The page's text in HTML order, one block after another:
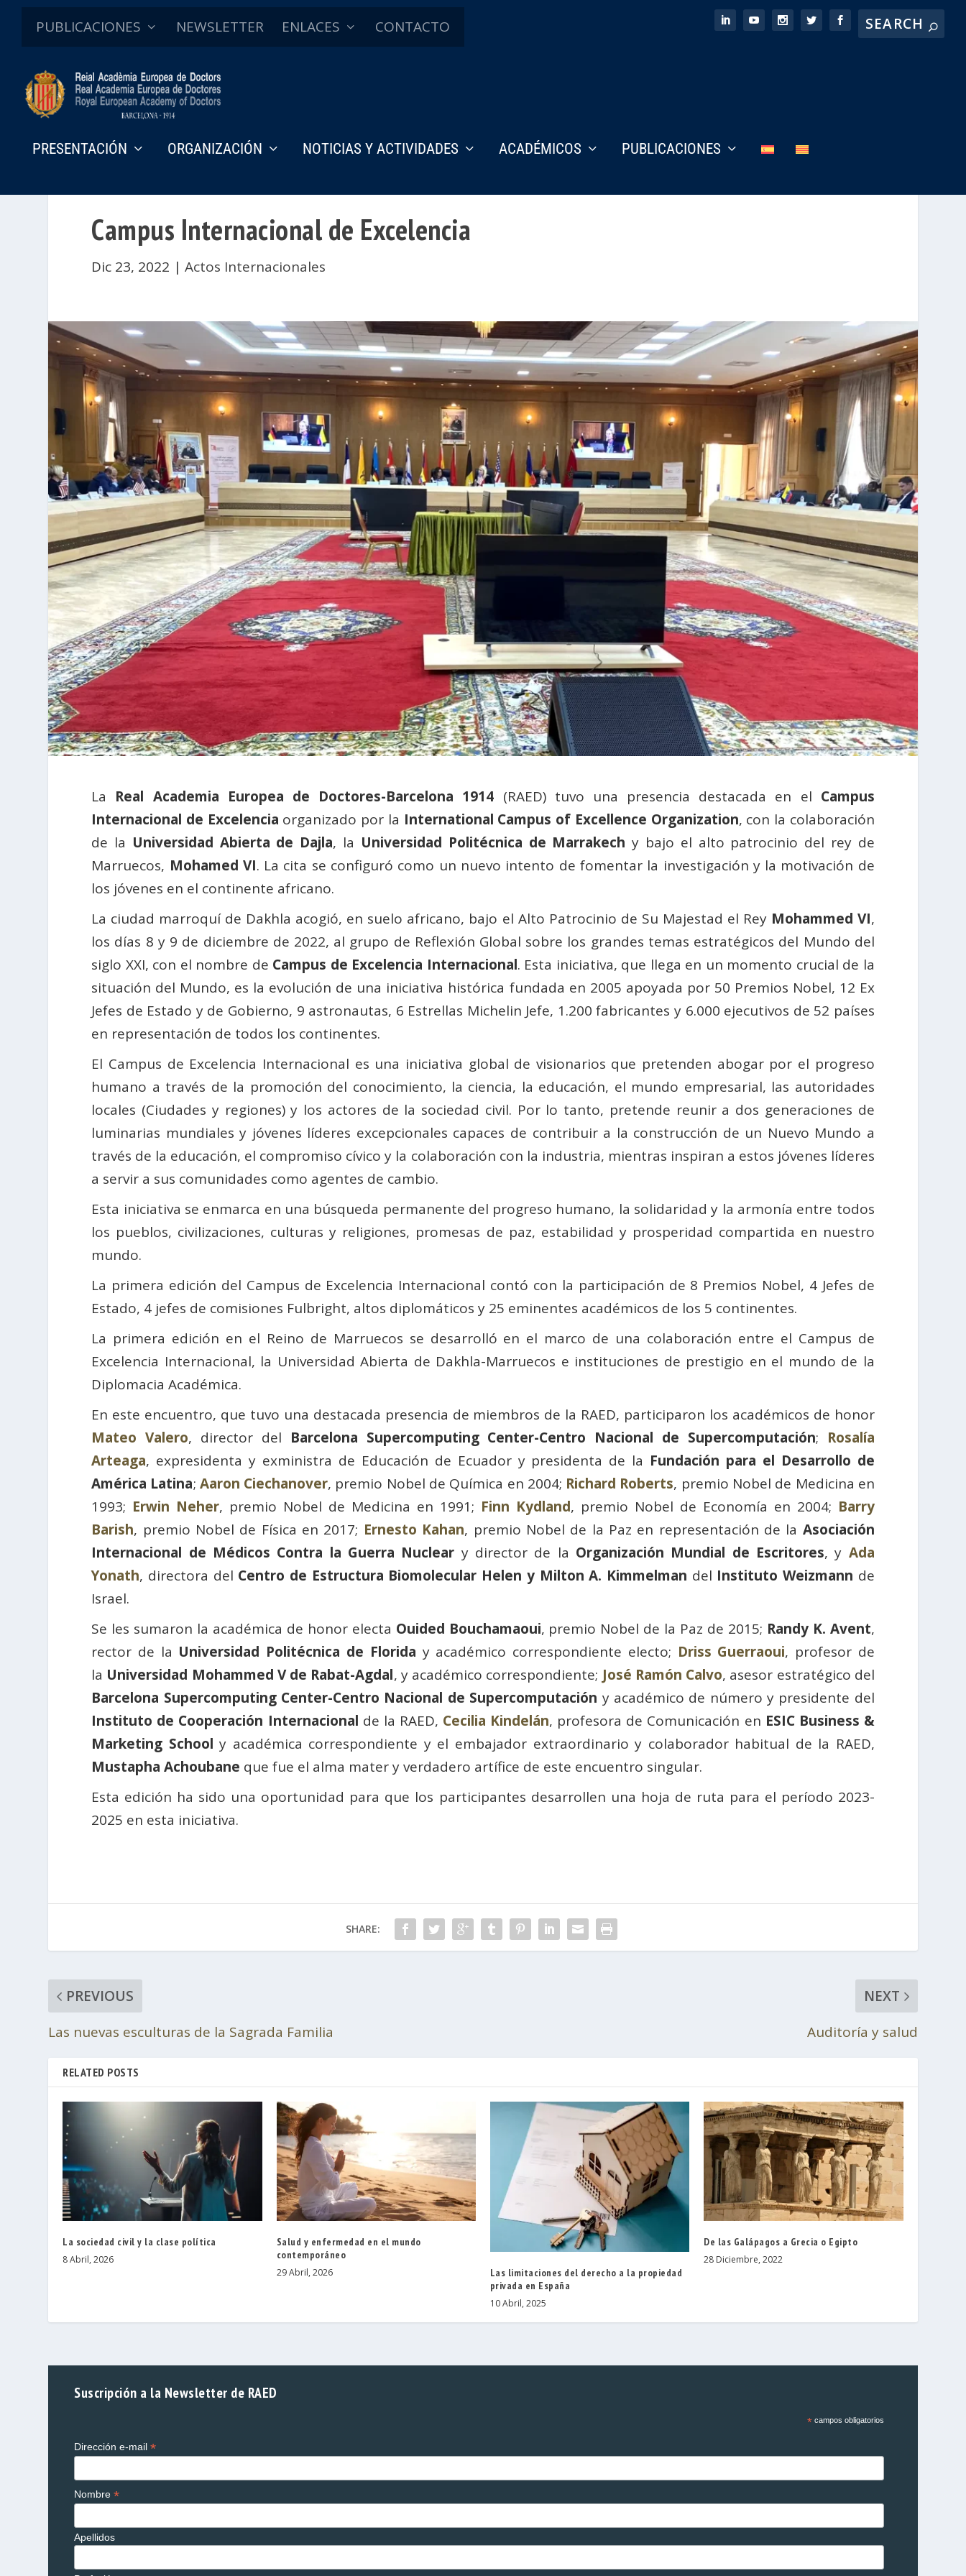
PUBLICACIONES NEWSLETTER ENLACES CONTACTO
PRESENTACIÓN ORGANIZACIÓN NOTICIAS Y ACTIVIDADES ACADÉMICOS PUBLICACIONES
Campus Internacional de Excelencia
Dic 23, 2022 |Actos Internacionales
La Real Academia Europea de Doctores-Barcelona 1914 (RAED) tuvo una presencia destacada en el Campus
Internacional de Excelencia organizado por la International Campus of Excellence Organization, con la colaboración
de la Universidad Abierta de Dajla, la Universidad Politécnica de Marrakech y bajo el alto patrocinio del rey de
Marruecos, Mohamed VI. La cita se configuró como un nuevo intento de fomentar la investigación y la motivación de
los jóvenes en el continente africano.
La ciudad marroquí de Dakhla acogió, en suelo africano, bajo el Alto Patrocinio de Su Majestad el Rey Mohammed VI,
los días 8 y 9 de diciembre de 2022, al grupo de Reflexión Global sobre los grandes temas estratégicos del Mundo del
siglo XXI, con el nombre de Campus de Excelencia Internacional. Esta iniciativa, que llega en un momento crucial de la
situación del Mundo, es la evolución de una iniciativa histórica fundada en 2005 apoyada por 50 Premios Nobel, 12 Ex
Jefes de Estado y de Gobierno, 9 astronautas, 6 Estrellas Michelin Jefe, 1.200 fabricantes y 6.000 ejecutivos de 52 países
en representación de todos los continentes.
El Campus de Excelencia Internacional es una iniciativa global de visionarios que pretenden abogar por el progreso
humano a través de la promoción del conocimiento, la ciencia, la educación, el mundo empresarial, las autoridades
locales (Ciudades y regiones) y los actores de la sociedad civil. Por lo tanto, pretende reunir a dos generaciones de
luminarias mundiales y jóvenes líderes excepcionales capaces de contribuir a la construcción de un Nuevo Mundo a
través de la educación, el compromiso cívico y la colaboración con la industria, mientras inspiran a estos jóvenes líderes
a servir a sus comunidades como agentes de cambio.
Esta iniciativa se enmarca en una búsqueda permanente del progreso humano, la solidaridad y la armonía entre todos
los pueblos, civilizaciones, culturas y religiones, promesas de paz, estabilidad y prosperidad compartida en nuestro
mundo.
La primera edición del Campus de Excelencia Internacional contó con la participación de 8 Premios Nobel, 4 Jefes de
Estado, 4 jefes de comisiones Fulbright, altos diplomáticos y 25 eminentes académicos de los 5 continentes.
La primera edición en el Reino de Marruecos se desarrolló en el marco de una colaboración entre el Campus de
Excelencia Internacional, la Universidad Abierta de Dakhla-Marruecos e instituciones de prestigio en el mundo de la
Diplomacia Académica.
En este encuentro, que tuvo una destacada presencia de miembros de la RAED, participaron los académicos de honor
Mateo Valero, director del Barcelona Supercomputing Center-Centro Nacional de Supercomputación; Rosalía
Arteaga, expresidenta y exministra de Educación de Ecuador y presidenta de la Fundación para el Desarrollo de
América Latina; Aaron Ciechanover, premio Nobel de Química en 2004; Richard Roberts, premio Nobel de Medicina en
1993; Erwin Neher, premio Nobel de Medicina en 1991; Finn Kydland, premio Nobel de Economía en 2004; Barry
Barish, premio Nobel de Física en 2017; Ernesto Kahan, premio Nobel de la Paz en representación de la Asociación
Internacional de Médicos Contra la Guerra Nuclear y director de la Organización Mundial de Escritores, y Ada
Yonath, directora del Centro de Estructura Biomolecular Helen y Milton A. Kimmelman del Instituto Weizmann de
Israel.
Se les sumaron la académica de honor electa Ouided Bouchamaoui, premio Nobel de la Paz de 2015; Randy K. Avent,
rector de la Universidad Politécnica de Florida y académico correspondiente electo; Driss Guerraoui, profesor de
la Universidad Mohammed V de Rabat-Agdal, y académico correspondiente; José Ramón Calvo, asesor estratégico del
Barcelona Supercomputing Center-Centro Nacional de Supercomputación y académico de número y presidente del
Instituto de Cooperación Internacional de la RAED, Cecilia Kindelán, profesora de Comunicación en ESIC Business &
Marketing School y académica correspondiente y el embajador extraordinario y colaborador habitual de la RAED,
Mustapha Achoubane que fue el alma mater y verdadero artífice de este encuentro singular.
Esta edición ha sido una oportunidad para que los participantes desarrollen una hoja de ruta para el período 2023-
2025 en esta iniciativa.
SHARE:
PREVIOUS
Las nuevas esculturas de la Sagrada Familia
NEXT
Auditoría y salud
RELATED POSTS
La sociedad civil y la clase política
8 Abril, 2026
Salud y enfermedad en el mundo
contemporáneo
29 Abril, 2026
Las limitaciones del derecho a la propiedad
privada en España
10 Abril, 2025
De las Galápagos a Grecia o Egipto
28 Diciembre, 2022
Suscripción a la Newsletter de RAED
*campos obligatorios
Dirección e-mail*
Nombre*
Apellidos